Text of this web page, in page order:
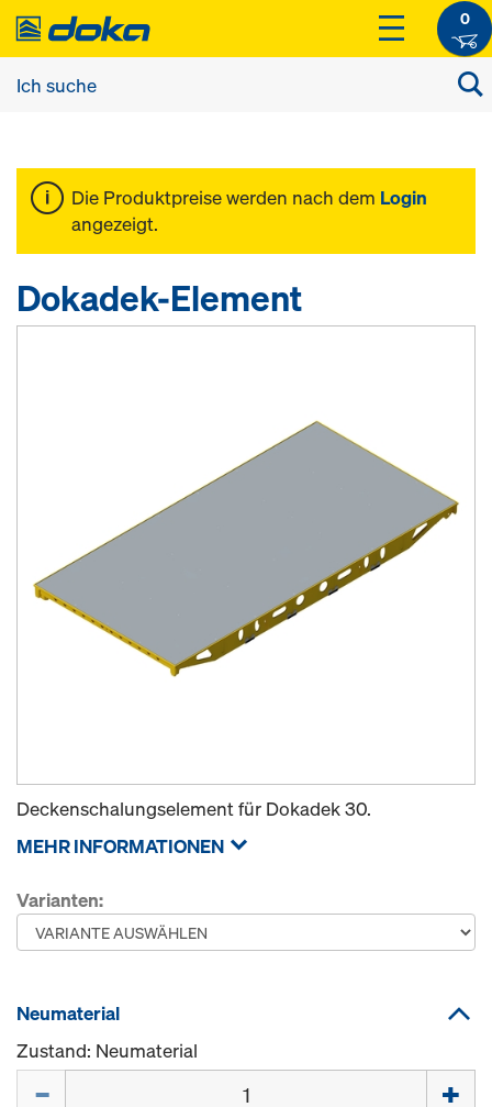
0
Die Produktpreise werden nach dem Login
angezeigt.
Dokadek-Element
Deckenschalungselement für Dokadek 30.
MEHR INFORMATIONEN
Varianten:
Neumaterial
Zustand: Neumaterial